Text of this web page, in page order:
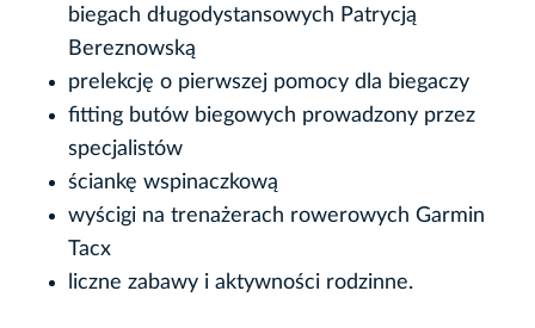
biegach długodystansowych Patrycją
Bereznowską
prelekcję o pierwszej pomocy dla biegaczy
fitting butów biegowych prowadzony przez
specjalistów
ściankę wspinaczkową
wyścigi na trenażerach rowerowych Garmin
Tacx
liczne zabawy i aktywności rodzinne.